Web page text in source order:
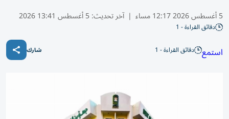
5 أغسطس 2026 12:17 مساء | آخر تحديث:5 أغسطس 13:41 2026
دقائق القراءة - 1
استمع دقائق القراءة - 1 شارك